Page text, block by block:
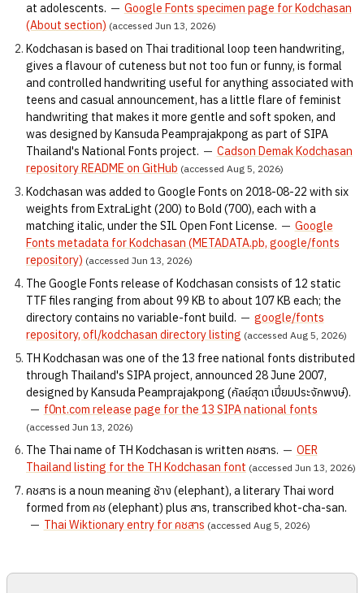
at adolescents. — Google Fonts specimen page for Kodchasan
(About section) (accessed Jun 13, 2026)
Kodchasan is based on Thai traditional loop teen handwriting,
gives a flavour of cuteness but not too fun or funny, is formal
and controlled handwriting useful for anything associated with
teens and casual announcement, has a little flare of feminist
handwriting that makes it more gentle and soft spoken, and
was designed by Kansuda Peamprajakpong as part of SIPA
Thailand's National Fonts project. — Cadson Demak Kodchasan
repository README on GitHub (accessed Aug 5, 2026)
Kodchasan was added to Google Fonts on 2018-08-22 with six
weights from ExtraLight (200) to Bold (700), each with a
matching italic, under the SIL Open Font License. — Google
Fonts metadata for Kodchasan (METADATA.pb, google/fonts
repository) (accessed Jun 13, 2026)
The Google Fonts release of Kodchasan consists of 12 static
TTF files ranging from about 99 KB to about 107 KB each; the
directory contains no variable-font build. — google/fonts
repository, ofl/kodchasan directory listing (accessed Aug 5, 2026)
TH Kodchasan was one of the 13 free national fonts distributed
through Thailand's SIPA project, announced 28 June 2007,
designed by Kansuda Peamprajakpong (กัลย์สุดา เปี่ยมประจักพงษ์).
— f0nt.com release page for the 13 SIPA national fonts
(accessed Jun 13, 2026)
The Thai name of TH Kodchasan is written คชสาร. — OER
Thailand listing for the TH Kodchasan font (accessed Jun 13, 2026)
คชสาร is a noun meaning ช้าง (elephant), a literary Thai word
formed from คช (elephant) plus สาร, transcribed khot-cha-san.
— Thai Wiktionary entry for คชสาร (accessed Aug 5, 2026)